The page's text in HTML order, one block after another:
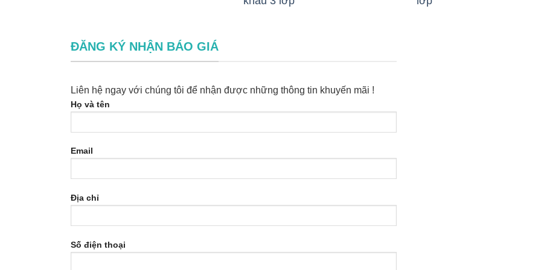
ĐĂNG KÝ NHẬN BÁO GIÁ
Liên hệ ngay với chúng tôi để nhận được những thông tin khuyến mãi !
Họ và tên
Email
Địa chỉ
Số điện thoại